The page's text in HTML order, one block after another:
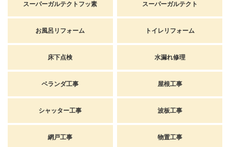
スーパーガルテクトフッ素 スーパーガルテクト
お風呂リフォーム トイレリフォーム
床下点検 水漏れ修理
ベランダ工事 屋根工事
シャッター工事 波板工事
網戸工事 物置工事